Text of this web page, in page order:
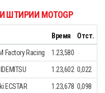
ШТИРИИ MOTOGP
Время Отст.
Factory Racing 1.23,580
1.23,602 0,022
ECSTAR 1.23,678 0,098